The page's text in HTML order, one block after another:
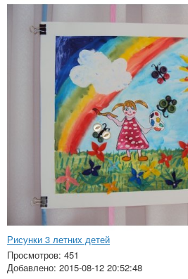
Рисунки 3 летних детей
Просмотров: 451
Добавлено: 2015-08-12 20:52:48